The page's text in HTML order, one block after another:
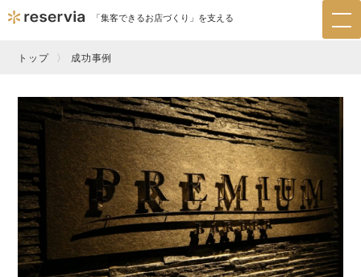
「集客できるお店づくり」を支える
トップ 成功事例